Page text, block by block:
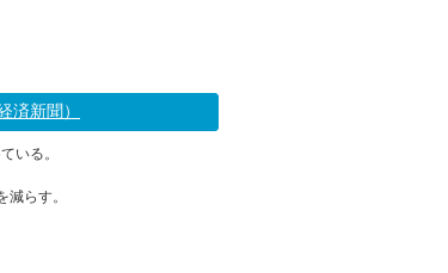
済新聞）
いる。
らす。